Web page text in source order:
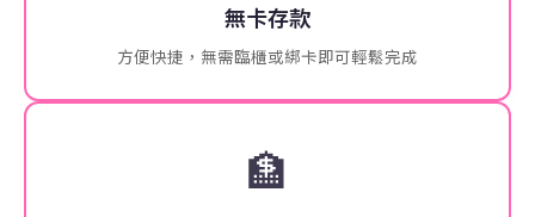
無卡存款
方便快捷，無需臨櫃或綁卡即可輕鬆完成
🏦